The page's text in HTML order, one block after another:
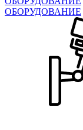
ОБОРУДОВАНИЕ